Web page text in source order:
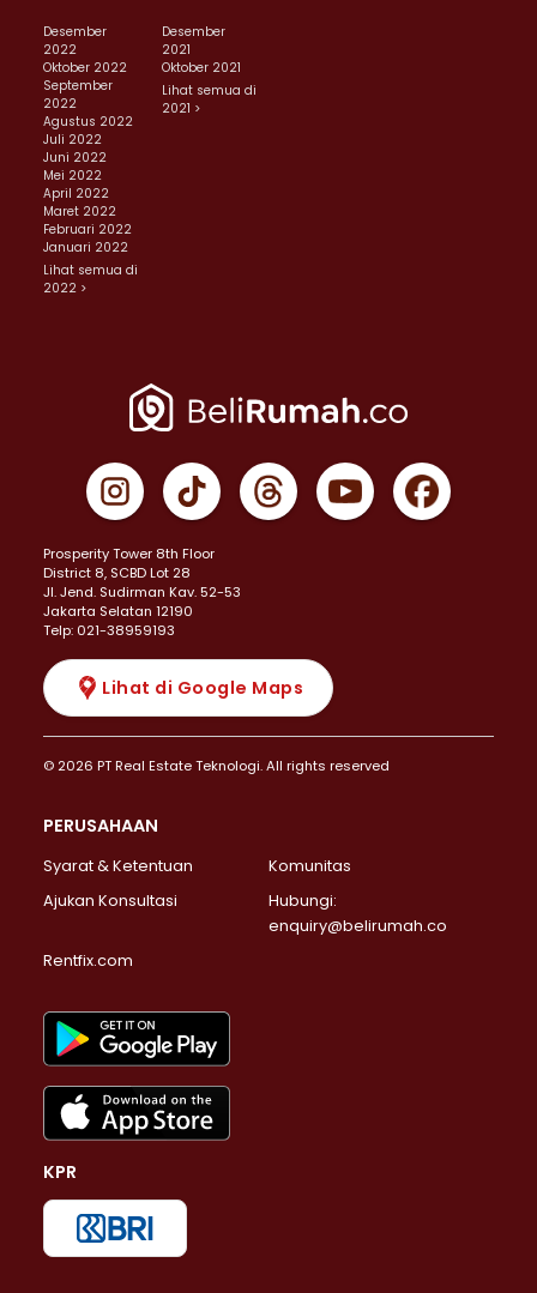
Desember
2022
Oktober 2022
September
2022
Agustus 2022
Juli 2022
Juni 2022
Mei 2022
April 2022
Maret 2022
Februari 2022
Januari 2022
Lihat semua di
2022 >
Desember
2021
Oktober 2021
Lihat semua di
2021 >
Prosperity Tower 8th Floor
District 8, SCBD Lot 28
JI. Jend. Sudirman Kav. 52-53
Jakarta Selatan 12190
Telp: 021-38959193
Lihat di Google Maps
© 2026 PT Real Estate Teknologi. All rights reserved
PERUSAHAAN
Syarat & Ketentuan
Komunitas
Ajukan Konsultasi
Hubungi:
enquiry@belirumah.co
Rentfix.com
KPR